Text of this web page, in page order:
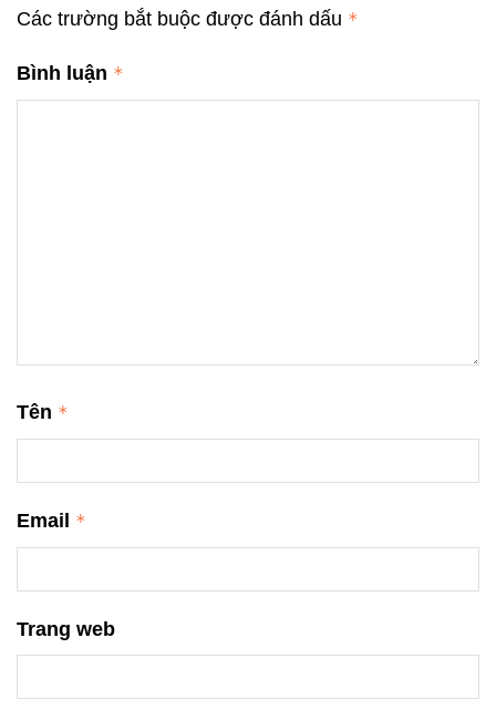
Các trường bắt buộc được đánh dấu *
Bình luận *
Tên *
Email *
Trang web